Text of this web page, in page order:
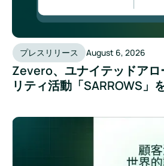
プレスリリース August 6, 2026
Zevero、ユナイテッドア
リティ活動「SARROWS」